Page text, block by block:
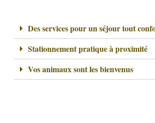
Des services pour un séjour tout
Stationnement pratique à proximité
Vos animaux sont les bienvenus